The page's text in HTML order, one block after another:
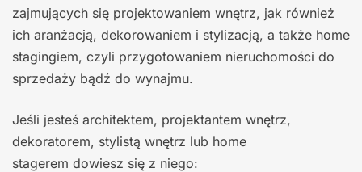
zajmujących się projektowaniem wnętrz, jak również
ich aranżacją, dekorowaniem i stylizacją, a także home
stagingiem, czyli przygotowaniem nieruchomości do
sprzedaży bądź do wynajmu.
Jeśli jesteś architektem, projektantem wnętrz,
dekoratorem, stylistą wnętrz lub home
stagerem dowiesz się z niego: